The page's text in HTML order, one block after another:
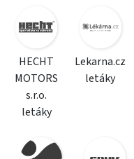
HECHT
MOTORS
s.r.o.
letáky
Lekarna.cz
letáky